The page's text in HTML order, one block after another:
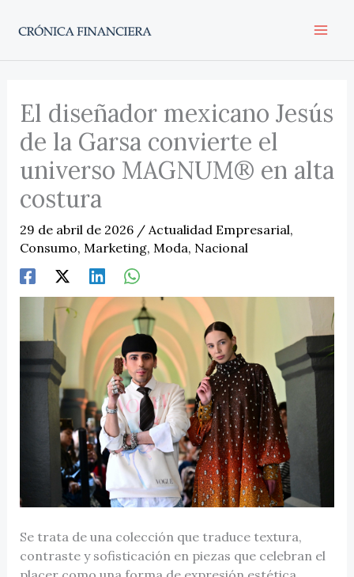
El diseñador mexicano Jesús
de la Garsa convierte el
universo MAGNUM® en alta
costura
29 de abril de 2026 / Actualidad Empresarial,
Consumo, Marketing, Moda, Nacional
Se trata de una colección que traduce textura,
contraste y sofisticación en piezas que celebran el